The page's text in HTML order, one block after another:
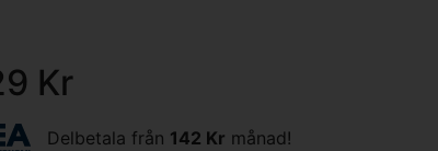
Kr
Delbetala från 142 Kr månad!